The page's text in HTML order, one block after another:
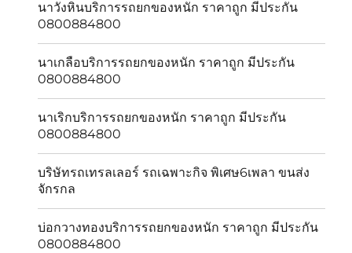
นาวังหินบริการรถยกของหนัก ราคาถูก มีประกัน
0800884800
นาเกลือบริการรถยกของหนัก ราคาถูก มีประกัน
0800884800
นาเริกบริการรถยกของหนัก ราคาถูก มีประกัน
0800884800
บริษัทรถเทรลเลอร์ รถเฉพาะกิจ พิเศษ6เพลา ขนส่ง
จักรกล
บ่อกวางทองบริการรถยกของหนัก ราคาถูก มีประกัน
0800884800